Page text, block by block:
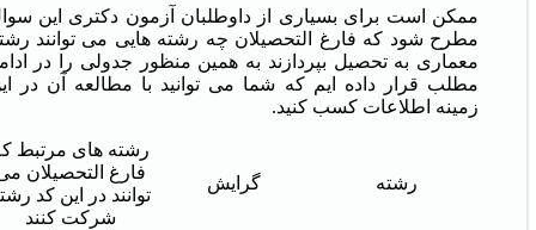
ممکن است برای بسیاری از داوطلبان آزمون دکتری این
مطرح شود که فارغ التحصیلان چه رشته هایی می توانند
معماری به تحصیل بپردازند به همین منظور جدولی را در
مطلب قرار داده ایم که شما می توانید با مطالعه آن در
زمینه اطلاعات کسب کنید.
رشته گرایش
رشته های مرتبط
فارغ التحصیلان
توانند در این کد
شرکت کنند